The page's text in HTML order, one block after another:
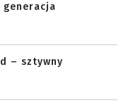
generacja
– sztywny